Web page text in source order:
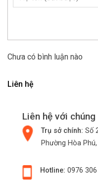
Chưa có bình luận nào
Liên hệ
Liên hệ với
Trụ sở chính: Số
Phường Hòa
Hotline: 0976